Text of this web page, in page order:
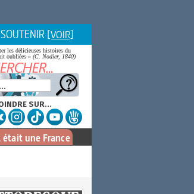
[VOIR]
les délicieuses histoires du
oubliées » (C. Nodier, 1840)
SUR...
était une France